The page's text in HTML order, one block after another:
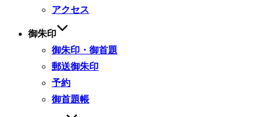
アクセス
御朱印
御朱印・御首題
郵送御朱印
予約
御首題帳